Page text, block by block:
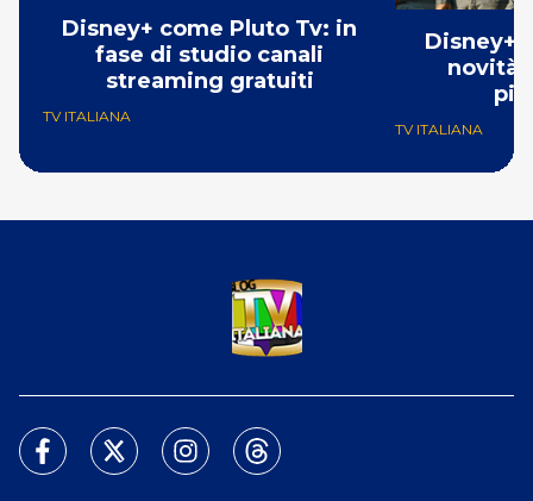
Disney+ come Pluto Tv: in
fase di studio canali
streaming gratuiti
TV ITALIANA
Disney+
novità
TV ITALIANA